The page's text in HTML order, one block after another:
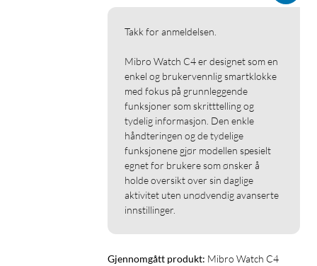
Takk for anmeldelsen.
Mibro Watch C4 er designet som en
enkel og brukervennlig smartklokke
med fokus på grunnleggende
funksjoner som skritttelling og
tydelig informasjon. Den enkle
håndteringen og de tydelige
funksjonene gjør modellen spesielt
egnet for brukere som ønsker å
holde oversikt over sin daglige
aktivitet uten unødvendig avanserte
innstillinger.
Gjennomgått produkt: Mibro Watch C4